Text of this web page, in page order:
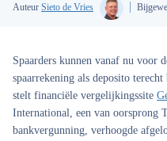
Auteur Sieto de Vries
Spaarders kunnen vanaf nu voor
spaarrekening als deposito
stelt financiële vergelijkingssite
International, een van oorsprong
bankvergunning, verhoogde